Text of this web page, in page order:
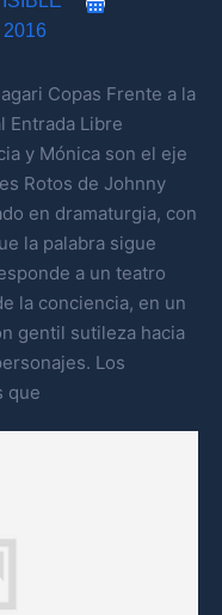
2016
Copas Frente a la
Entrada Libre
y Mónica son el eje
Rotos de Johnny
en dramaturgia, con
la palabra sigue
a un teatro
la conciencia, en un
gentil sutileza hacia
Los
que